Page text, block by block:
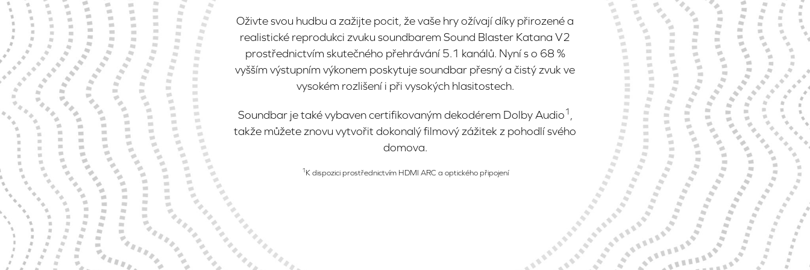
Oživte svou hudbu a zažijte pocit, že vaše hry ožívají díky přirozené a
realistické reprodukci zvuku soundbarem Sound Blaster Katana V2
prostřednictvím skutečného přehrávání 5.1 kanálů. Nyní s o 68 %
vyšším výstupním výkonem poskytuje soundbar přesný a čistý zvuk ve
vysokém rozlišení i při vysokých hlasitostech.
Soundbar je také vybaven certifikovaným dekodérem Dolby Audio1
takže můžete znovu vytvořit dokonalý filmový zážitek z pohodlí svého
domova.
1K dispozici prostřednictvím HDMI ARC a optického připojení